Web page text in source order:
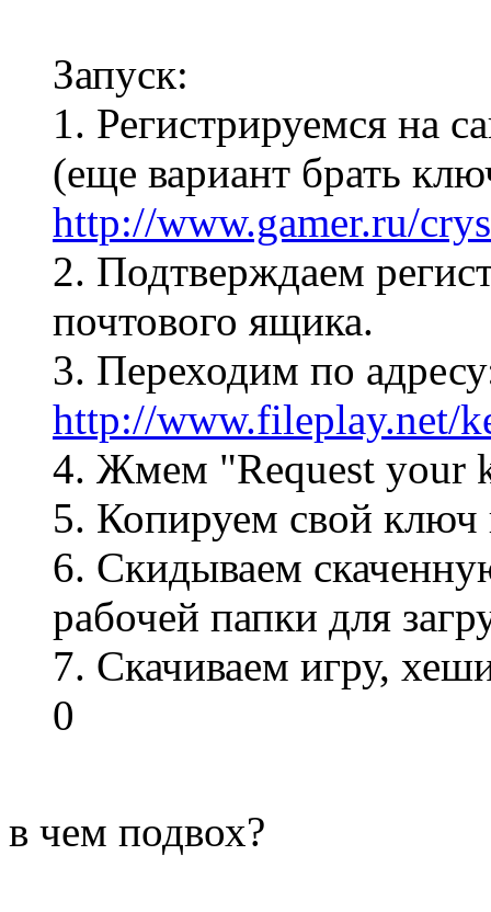
Запуск:
1. Регистрируемся на
(еще вариант брать
http://www.gamer.ru/
2. Подтверждаем
почтового ящика.
3. Переходим по
http://www.fileplay.net/
4. Жмем "Request your
5. Копируем свой
6. Скидываем
рабочей папки для
7. Скачиваем игру,
0
в чем подвох?